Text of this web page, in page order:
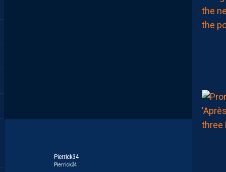
Pierrick34
Pierrick34